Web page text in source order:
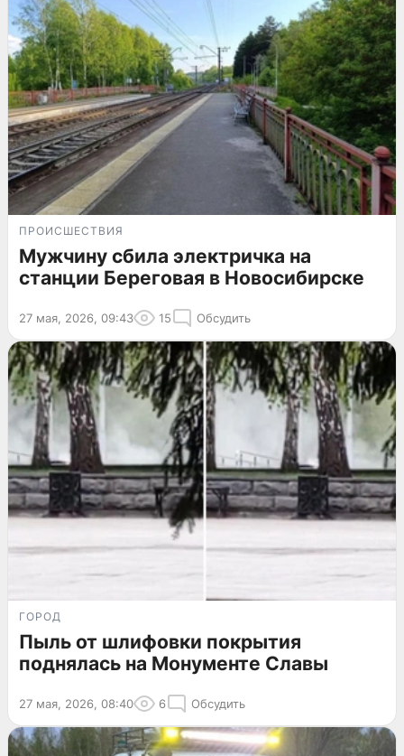
ПРОИСШЕСТВИЯ
Мужчину сбила электричка на
станции Береговая в Новосибирске
27 мая, 2026, 09:43 15 Обсудить
ГОРОД
Пыль от шлифовки покрытия
поднялась на Монументе Славы
27 мая, 2026, 08:40 6 Обсудить